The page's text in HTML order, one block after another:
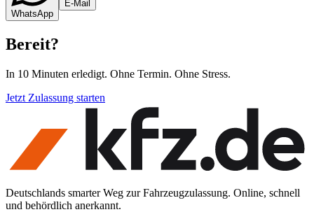
WhatsApp
E-Mail
Bereit?
In 10 Minuten erledigt. Ohne Termin. Ohne Stress.
Jetzt Zulassung starten
Deutschlands smarter Weg zur Fahrzeugzulassung. Online, schnell
und behördlich anerkannt.